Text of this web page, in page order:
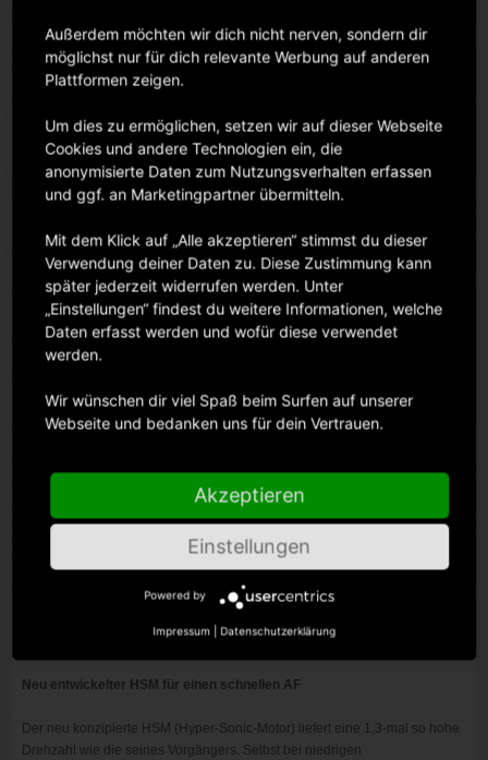
einer Auflösung von 50 oder mehr Megapixeln und nichts bringt das
Leistungspotenzial dieser Kameras besser zum Vorschein als die Leistung
des Objektivs. Im SIGMA 85mm F1.4 DG HSM Art sind zwei Elemente aus
anomaler Teildispersion und hohem Brechungsindex. Diese Eigenschaften
tragen zu einem klaren Bild über die gesamte Bildebene bei. Darüber
hinaus minimiert der optische Aufbau sagittale Koma und ermöglicht so
eine überragende Bildqualität ohne jegliche Schlierenbildung – selbst bei
weit geöffneter Blende.
Unser fünftes F1,4-Objektiv für Vollformat-Sensoren
Unter den neuen Produktlinien ist dies unser fünftes F1,4-Objektiv für
Kameras mit Vollformat-Sensoren. Wir sind der einzige Objektivhersteller,
dessen Produktlinie Brennweiten von 20mm bis 85mm mit einer Lichtstärke
diesen Spezifikationen und der Anspruch, stets nur das Beste zu bieten.
SLD-Glaselemente (Special Low Dispersion) und eine optimierte
Leistungsverteilung helfen, Farblängsfehler zu minimieren. In den
Bereichen vor und hinter dem Fokuspunkt liefert das optische System ein
attraktives und natürliches Bokeh, mit einem absolut sanften
Neu entwickelter HSM für einen schnellen AF
Der neu konzipierte HSM (Hyper-Sonic-Motor) liefert eine 1,3-mal so hohe
Drehzahl wie die seines Vorgängers. Selbst bei niedrigen
Außerdem möchten wir dich nicht nerven, sondern dir
möglichst nur für dich relevante Werbung auf anderen
Plattformen zeigen.
Um dies zu ermöglichen, setzen wir auf dieser Webseite
Cookies und andere Technologien ein, die
anonymisierte Daten zum Nutzungsverhalten erfassen
und ggf. an Marketingpartner übermitteln.
Mit dem Klick auf „Alle akzeptieren“ stimmst du dieser
Verwendung deiner Daten zu. Diese Zustimmung kann
später jederzeit widerrufen werden. Unter
„Einstellungen“ findest du weitere Informationen, welche
Daten erfasst werden und wofür diese verwendet
werden.
Wir wünschen dir viel Spaß beim Surfen auf unserer
Webseite und bedanken uns für dein Vertrauen.
Akzeptieren
Einstellungen
Powered by
Impressum | Datenschutzerklärung